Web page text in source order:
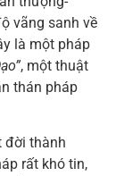
vãng sanh về
là một pháp
, một thuật
thán pháp
đời thành
rất khó tin,